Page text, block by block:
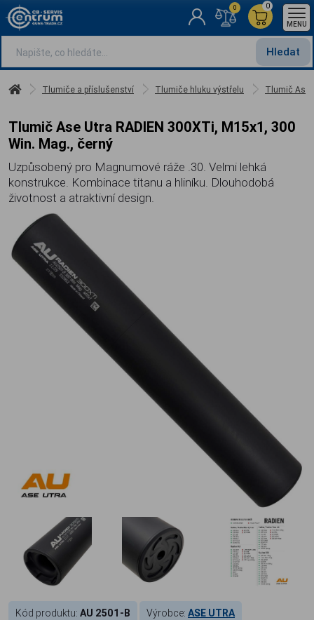
Hledat
0
0
MENU
Tlumiče a příslušenství Tlumiče hluku výstřelu Tlumič Ase
Tlumič Ase Utra RADIEN 300XTi, M15x1, 300
Win. Mag., černý
Uzpůsobený pro Magnumové ráže .30. Velmi lehká
konstrukce. Kombinace titanu a hliníku. Dlouhodobá
životnost a atraktivní design.
Kód produktu: AU 2501-B Výrobce: ASE UTRA